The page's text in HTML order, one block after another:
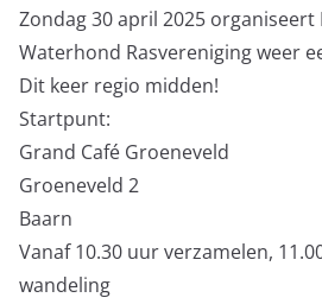
Zondag 30 april 2025 organiseert
Waterhond Rasvereniging weer
Dit keer regio midden!
Startpunt:
Grand Café Groeneveld
Groeneveld 2
Baarn
Vanaf 10.30 uur verzamelen,
wandeling